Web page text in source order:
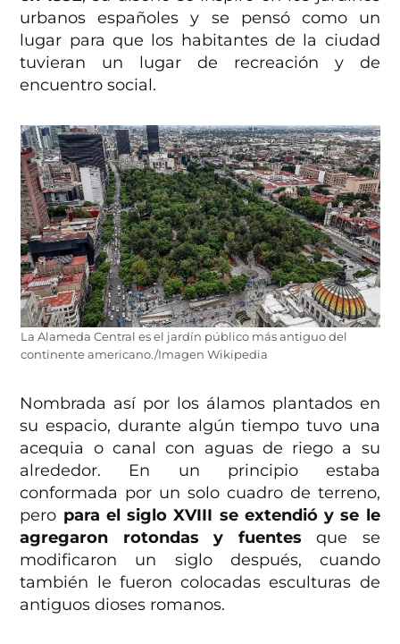
urbanos españoles y se pensó como un
lugar para que los habitantes de la ciudad
tuvieran un lugar de recreación y de
encuentro social.
La Alameda Central es el jardín público más antiguo del
continente americano./Imagen Wikipedia
Nombrada así por los álamos plantados en
su espacio, durante algún tiempo tuvo una
acequia o canal con aguas de riego a su
alrededor. En un principio estaba
conformada por un solo cuadro de terreno,
pero para el siglo XVIII se extendió y se le
agregaron rotondas y fuentes que se
modificaron un siglo después, cuando
también le fueron colocadas esculturas de
antiguos dioses romanos.